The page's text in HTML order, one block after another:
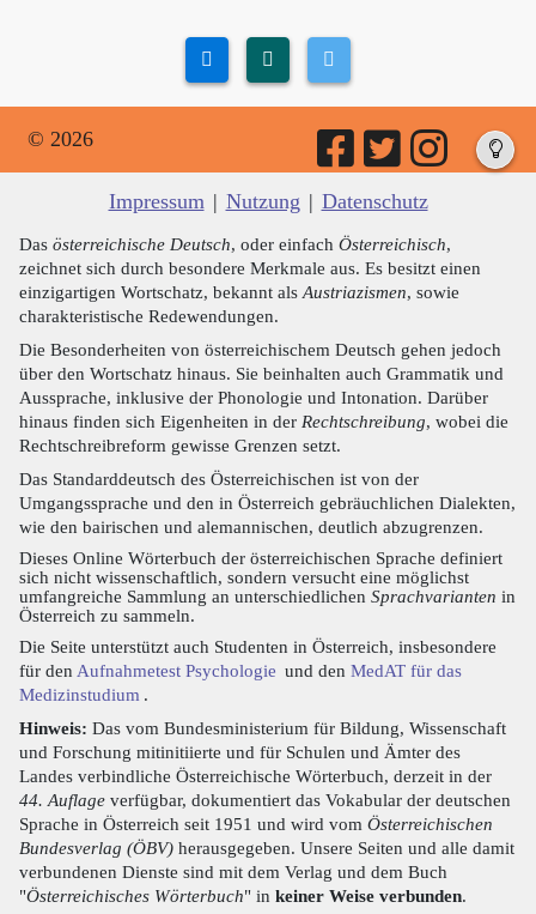
© 2026
Impressum | Nutzung | Datenschutz
Das österreichische Deutsch, oder einfach Österreichisch,
zeichnet sich durch besondere Merkmale aus. Es besitzt einen
einzigartigen Wortschatz, bekannt als Austriazismen, sowie
charakteristische Redewendungen.
Die Besonderheiten von österreichischem Deutsch gehen jedoch
über den Wortschatz hinaus. Sie beinhalten auch Grammatik und
Aussprache, inklusive der Phonologie und Intonation. Darüber
hinaus finden sich Eigenheiten in der Rechtschreibung, wobei die
Rechtschreibreform gewisse Grenzen setzt.
Das Standarddeutsch des Österreichischen ist von der
Umgangssprache und den in Österreich gebräuchlichen Dialekten,
wie den bairischen und alemannischen, deutlich abzugrenzen.
Dieses Online Wörterbuch der österreichischen Sprache definiert
sich nicht wissenschaftlich, sondern versucht eine möglichst
umfangreiche Sammlung an unterschiedlichen Sprachvarianten in
Österreich zu sammeln.
Die Seite unterstützt auch Studenten in Österreich, insbesondere
für den Aufnahmetest Psychologie und den MedAT für das
Medizinstudium .
Hinweis: Das vom Bundesministerium für Bildung, Wissenschaft
und Forschung mitinitiierte und für Schulen und Ämter des
Landes verbindliche Österreichische Wörterbuch, derzeit in der
44. Auflage verfügbar, dokumentiert das Vokabular der deutschen
Sprache in Österreich seit 1951 und wird vom Österreichischen
Bundesverlag (ÖBV) herausgegeben. Unsere Seiten und alle damit
verbundenen Dienste sind mit dem Verlag und dem Buch
"Österreichisches Wörterbuch" in keiner Weise verbunden.